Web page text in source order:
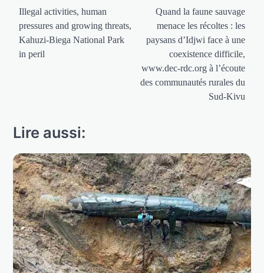
de
l’article
Illegal activities, human
pressures and growing threats,
Kahuzi-Biega National Park
in peril
Quand la faune sauvage
menace les récoltes : les
paysans d’Idjwi face à une
coexistence difficile,
www.dec-rdc.org à l’écoute
des communautés rurales du
Sud-Kivu
Lire aussi: